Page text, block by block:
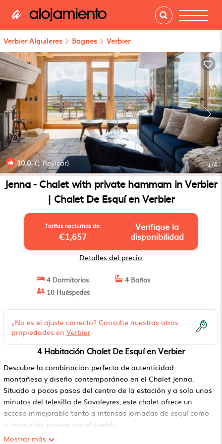
Verbier Alquileres Bagnes Verbier
10.0(1 Revisar) 1/4
Jenna - Chalet with private hammam in Verbier
| Chalet De Esquí en Verbier
Tarifas nocturnas de:
€1,657
Verifique la
disponibilidad
Detalles del precio
4 Dormitorios
4 Baños
10 Huéspedes
¿No es el ajuste correcto? Consulte nuestras otras
propiedades en Verbier
4 Habitación Chalet De Esquí en Verbier
Descubre la combinación perfecta de autenticidad
montañesa y diseño contemporáneo en el Chalet Jenna.
Situado a pocos pasos del centro de la estación y a solo unos
minutos del telesilla de Savoleyres, este chalet ofrece un
acceso inmejorable tanto a intensas jornadas de esquí como
a tranquilos paseos por el pueblo.
Con 264 m² distribuidos en tres amplias plantas, el chalet
Mostrar más